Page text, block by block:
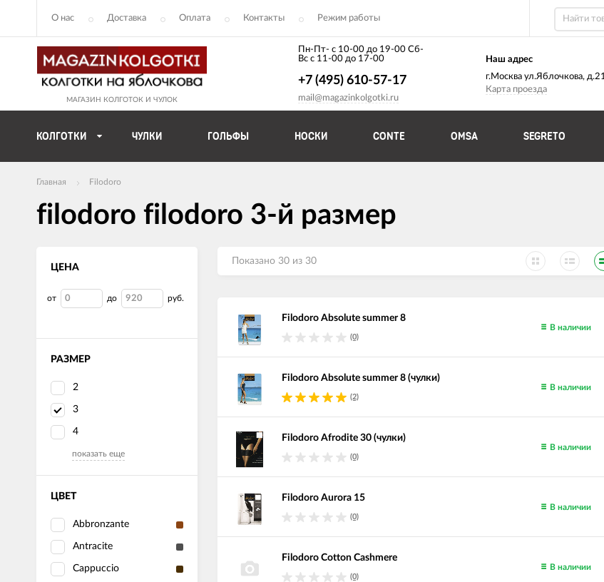
О нас Доставка Оплата Контакты Режим работы
МАГАЗИН КОЛГОТОК И ЧУЛОК
Пн-Пт- с 10-00 до 19-00 Сб-
Вс с 11-00 до 17-00
+7 (495) 610-57-17
mail@magazinkolgotki.ru
Наш адрес
г.Москва ул.Яблочкова, д.21
Карта проезда
КОЛГОТКИ ЧУЛКИ ГОЛЬФЫ НОСКИ CONTE OMSA SEGRETO
Главная Filodoro
filodoro filodoro 3-й размер
ЦЕНА
от до руб.
РАЗМЕР
2
3
4
показать еще
ЦВЕТ
Abbronzante
Antracite
Cappuccio
Показано 30 из 30
Filodoro Absolute summer 8
(0)
В наличии
Filodoro Absolute summer 8 (чулки)
(2)
В наличии
Filodoro Afrodite 30 (чулки)
(0)
В наличии
Filodoro Aurora 15
(0)
В наличии
Filodoro Cotton Cashmere
(0)
В наличии